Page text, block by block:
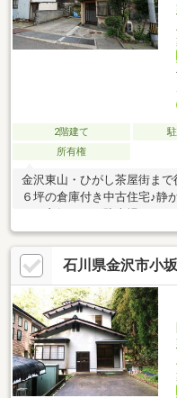
2階建て
所有権
金沢東山・ひがし茶屋街ま
６坪の倉庫付き中古住宅♪静
合わせください！
石川県金沢市小